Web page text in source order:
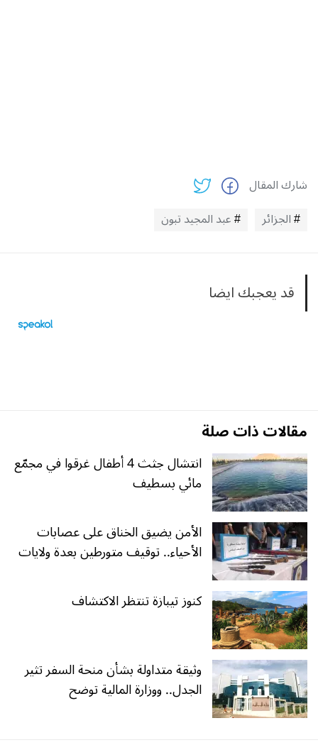
شارك المقال
الجزائر
عبد المجيد تبون
قد يعجبك ايضا
مقالات ذات صلة
انتشال جثث 4 أطفال غرقوا في مجمّع
مائي بسطيف
الأمن يضيق الخناق على عصابات
الأحياء.. توقيف متورطين بعدة ولايات
كنوز تيبازة تنتظر الاكتشاف
وثيقة متداولة بشأن منحة السفر تثير
الجدل.. ووزارة المالية توضح